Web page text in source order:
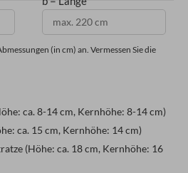
(in cm) an. Vermessen Sie die
ca. 8-14 cm, Kernhöhe: 8-14 cm)
ca. 15 cm, Kernhöhe: 14 cm)
(Höhe: ca. 18 cm, Kernhöhe: 16